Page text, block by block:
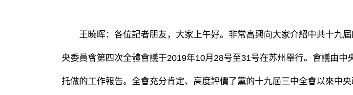
王曉晖：各位記者朋友，大家上午好。非常高興向大家介紹中共十九屆
央委員會第四次全體會議于2019年10月28号至31号在苏州舉行。會議由
托做的工作報告。全會充分肯定、高度評價了黨的十九屆三中全會以來中